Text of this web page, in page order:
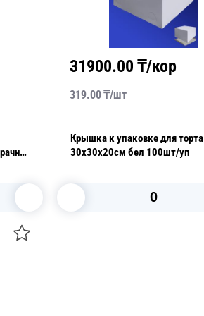
31900.00 ₸/кор
319.00₸/шт
Крышка к упаковке для торта
30х30х20см бел 100шт/уп